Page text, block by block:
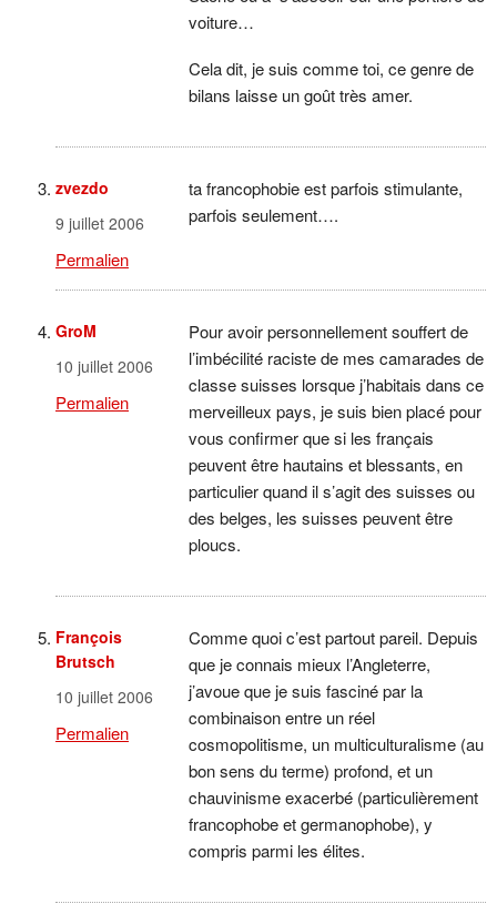
voiture…
Cela dit, je suis comme toi, ce genre de
bilans laisse un goût très amer.
zvezdo
9 juillet 2006
Permalien
ta francophobie est parfois stimulante,
parfois seulement….
GroM
10 juillet 2006
Permalien
Pour avoir personnellement souffert de
l’imbécilité raciste de mes camarades de
classe suisses lorsque j’habitais dans ce
merveilleux pays, je suis bien placé pour
vous confirmer que si les français
peuvent être hautains et blessants, en
particulier quand il s’agit des suisses ou
des belges, les suisses peuvent être
ploucs.
François
Brutsch
10 juillet 2006
Permalien
Comme quoi c’est partout pareil. Depuis
que je connais mieux l’Angleterre,
j’avoue que je suis fasciné par la
combinaison entre un réel
cosmopolitisme, un multiculturalisme (au
bon sens du terme) profond, et un
chauvinisme exacerbé (particulièrement
francophobe et germanophobe), y
compris parmi les élites.